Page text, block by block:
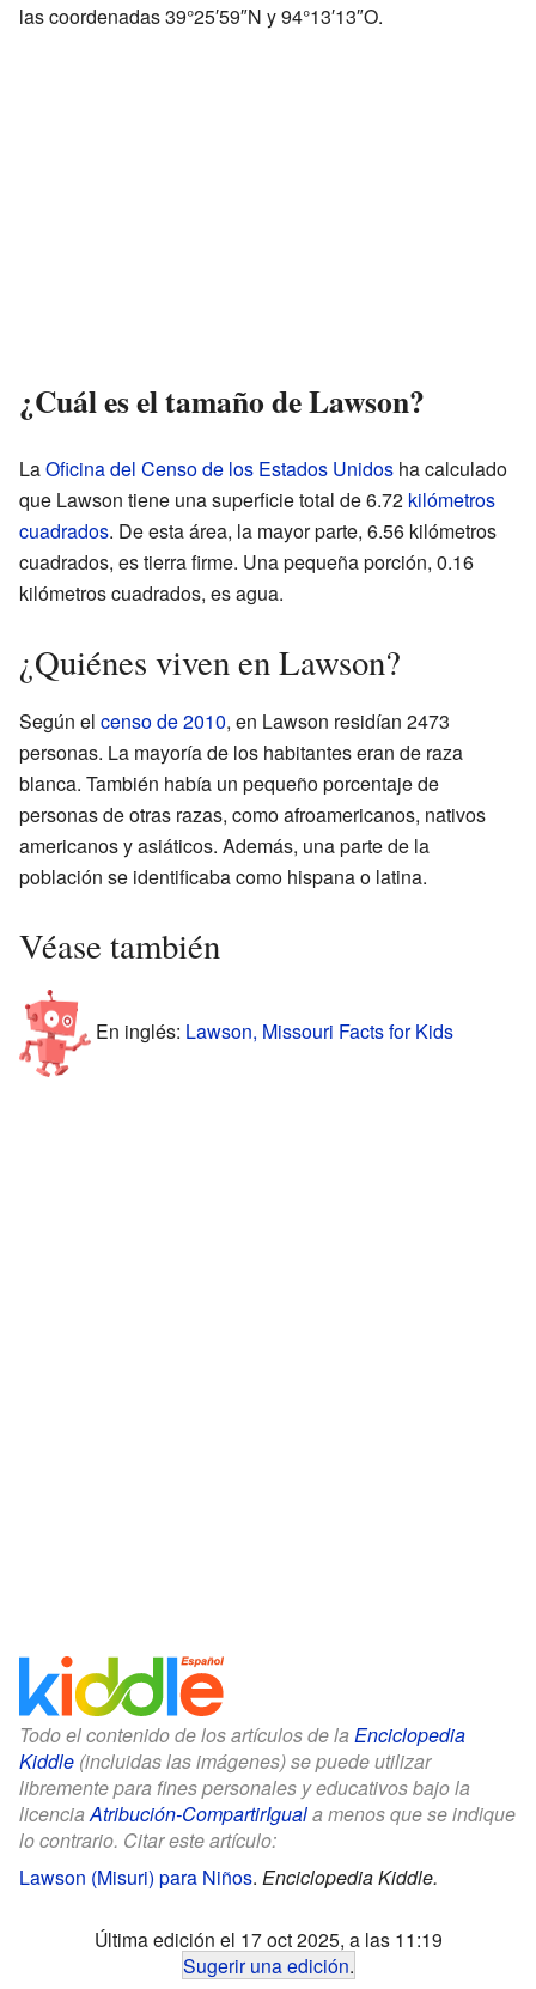
las coordenadas 39°25′59″N y 94°13′13″O.
¿Cuál es el tamaño de Lawson?
LaOficina del Censo de los Estados Unidos ha calculado
que Lawson tiene una superficie total de 6.72 kilómetros
cuadrados. De esta área, la mayor parte, 6.56 kilómetros
cuadrados, es tierra firme. Una pequeña porción, 0.16
kilómetros cuadrados, es agua.
¿Quiénes viven en Lawson?
Según el censo de 2010, en Lawson residían 2473
personas. La mayoría de los habitantes eran de raza
blanca. También había un pequeño porcentaje de
personas de otras razas, como afroamericanos, nativos
americanos y asiáticos. Además, una parte de la
población se identificaba como hispana o latina.
Véase también
En inglés: Lawson, Missouri Facts for Kids
Todo el contenido de los artículos de la Enciclopedia
Kiddle (incluidas las imágenes) se puede utilizar
libremente para fines personales y educativos bajo la
licenciaAtribución-CompartirIguala menos que se indique
lo contrario. Citar este artículo:
Lawson (Misuri) para Niños. Enciclopedia Kiddle.
Última edición el 17 oct 2025, a las 11:19
Sugerir una edición.